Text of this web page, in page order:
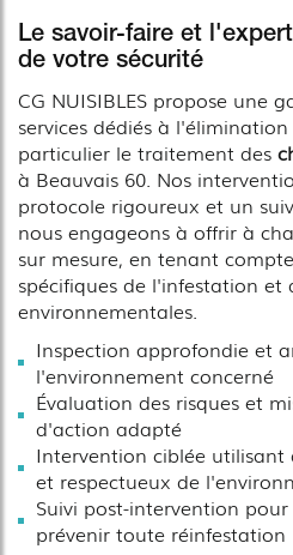
Le savoir-faire et
de votre sécurité
CG NUISIBLES propose une
services dédiés à
particulier le traitement des
à Beauvais 60. Nos
protocole rigoureux et un
nous engageons à offrir à
sur mesure, en tenant
spécifiques de l'infestation et
environnementales.
Inspection approfondie et
l'environnement concerné
Évaluation des risques et
d'action adapté
Intervention ciblée utilisant
et respectueux de
Suivi post-intervention
prévenir toute réinfestation